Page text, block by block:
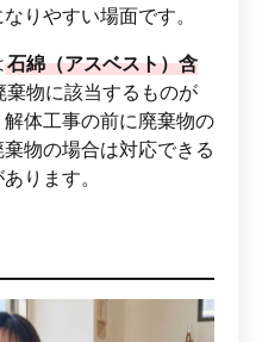
りやすい場面です。
石綿（アスベスト）含
物に該当するものが
体工事の前に廃棄物の
物の場合は対応できる
ります。